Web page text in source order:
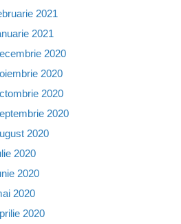
2021
2021
2020
2020
2020
2020
2020
2020
2020
2020
2020